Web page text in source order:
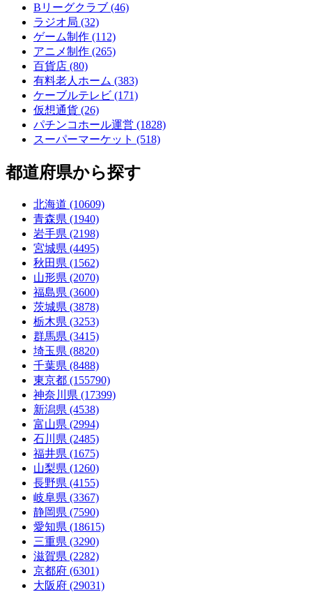
Bリーグクラブ (46)
ラジオ局 (32)
ゲーム制作 (112)
アニメ制作 (265)
百貨店 (80)
有料老人ホーム (383)
ケーブルテレビ (171)
仮想通貨 (26)
パチンコホール運営 (1828)
スーパーマーケット (518)
都道府県から探す
北海道 (10609)
青森県 (1940)
岩手県 (2198)
宮城県 (4495)
秋田県 (1562)
山形県 (2070)
福島県 (3600)
茨城県 (3878)
栃木県 (3253)
群馬県 (3415)
埼玉県 (8820)
千葉県 (8488)
東京都 (155790)
神奈川県 (17399)
新潟県 (4538)
富山県 (2994)
石川県 (2485)
福井県 (1675)
山梨県 (1260)
長野県 (4155)
岐阜県 (3367)
静岡県 (7590)
愛知県 (18615)
三重県 (3290)
滋賀県 (2282)
京都府 (6301)
大阪府 (29031)